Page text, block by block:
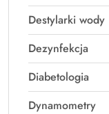
Destylarki wody
Dezynfekcja
Diabetologia
Dynamometry